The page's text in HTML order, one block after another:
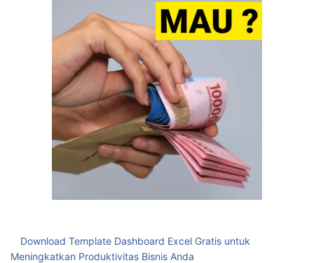
Download Template Dashboard Excel Gratis untuk
Meningkatkan Produktivitas Bisnis Anda